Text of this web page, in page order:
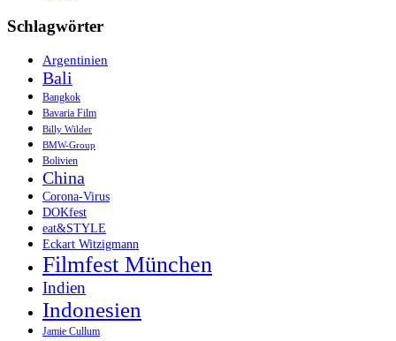
Schlagwörter
Argentinien
Bali
Bangkok
Bavaria Film
Billy Wilder
BMW-Group
Bolivien
China
Corona-Virus
DOKfest
eat&STYLE
Eckart Witzigmann
Filmfest München
Indien
Indonesien
Jamie Cullum